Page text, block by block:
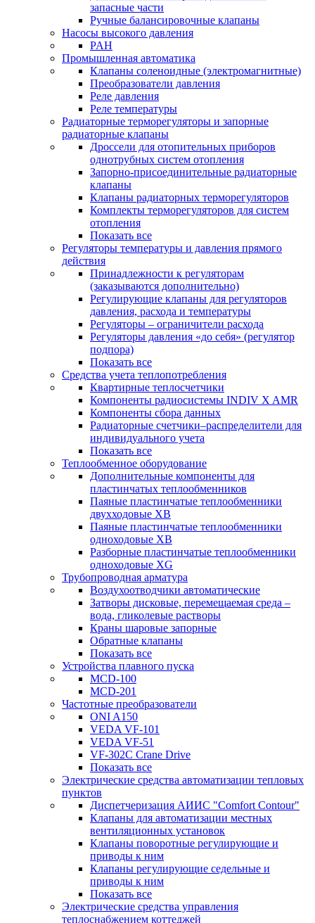
запасные части
Ручные балансировочные клапаны
Насосы высокого давления
PAH
Промышленная автоматика
Клапаны соленоидные (электромагнитные)
Преобразователи давления
Реле давления
Реле температуры
Радиаторные терморегуляторы и запорные
радиаторные клапаны
Дроссели для отопительных приборов
однотрубных систем отопления
Запорно-присоединительные радиаторные
клапаны
Клапаны радиаторных терморегуляторов
Комплекты терморегуляторов для систем
отопления
Показать все
Регуляторы температуры и давления прямого
действия
Принадлежности к регуляторам
(заказываются дополнительно)
Регулирующие клапаны для регуляторов
давления, расхода и температуры
Регуляторы – ограничители расхода
Регуляторы давления «до себя» (регулятор
подпора)
Показать все
Средства учета теплопотребления
Квартирные теплосчетчики
Компоненты радиосистемы INDIV X AMR
Компоненты сбора данных
Радиаторные счетчики–распределители для
индивидуального учета
Показать все
Теплообменное оборудование
Дополнительные компоненты для
пластинчатых теплообменников
Паяные пластинчатые теплообменники
двухходовые XB
Паяные пластинчатые теплообменники
одноходовые ХВ
Разборные пластинчатые теплообменники
одноходовые ХG
Трубопроводная арматура
Воздухоотводчики автоматические
Затворы дисковые, перемещаемая среда –
вода, гликолевые растворы
Краны шаровые запорные
Обратные клапаны
Показать все
Устройства плавного пуска
MCD-100
MCD-201
Частотные преобразователи
ONI A150
VEDA VF-101
VEDA VF-51
VF-302C Crane Drive
Показать все
Электрические средства автоматизации тепловых
пунктов
Диспетчеризация АИИС "Comfort Contour"
Клапаны для автоматизации местных
вентиляционных установок
Клапаны поворотные регулирующие и
приводы к ним
Клапаны регулирующие седельные и
приводы к ним
Показать все
Электрические средства управления
теплоснабжением коттеджей